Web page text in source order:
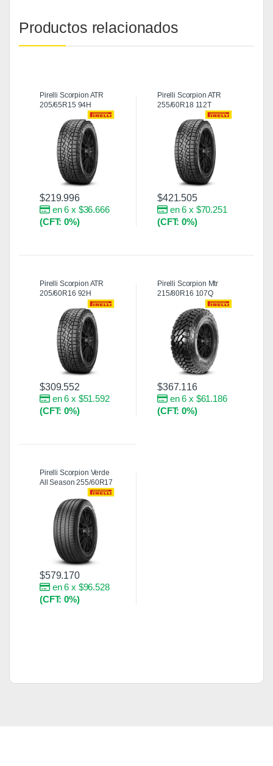
Productos relacionados
Pirelli Scorpion ATR
205/65R15 94H
$219.996
en 6 x $36.666
(CFT: 0%)
Pirelli Scorpion ATR
255/60R18 112T
$421.505
en 6 x $70.251
(CFT: 0%)
Pirelli Scorpion ATR
205/60R16 92H
$309.552
en 6 x $51.592
(CFT: 0%)
Pirelli Scorpion Mtr
215/80R16 107Q
$367.116
en 6 x $61.186
(CFT: 0%)
Pirelli Scorpion Verde
All Season 255/60R17
$579.170
en 6 x $96.528
(CFT: 0%)